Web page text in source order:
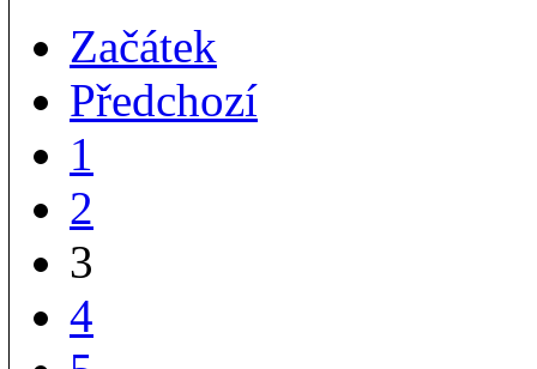
Začátek
Předchozí
1
2
3
4